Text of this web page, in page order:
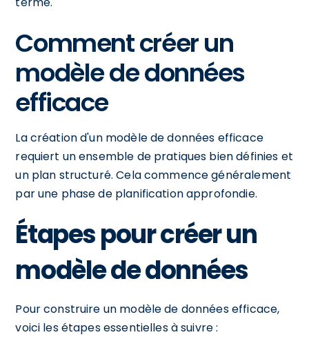
Comment créer un
modèle de données
efficace
La création d'un modèle de données efficace
requiert un ensemble de pratiques bien définies et
un plan structuré. Cela commence généralement
par une phase de planification approfondie.
Étapes pour créer un
modèle de données
Pour construire un modèle de données efficace,
voici les étapes essentielles à suivre :